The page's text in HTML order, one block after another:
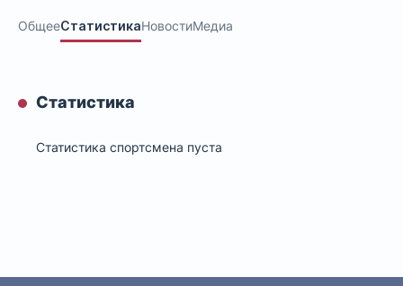
ОбщееСтатистикаНовостиМедиа
Статистика
Статистика спортсмена пуста